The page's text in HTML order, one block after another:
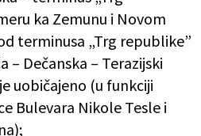
ka Zemunu i Novom
terminusa „Trg republike”
– Dečanska – Terazijski
uobičajeno (u funkciji
Bulevara Nikole Tesle i